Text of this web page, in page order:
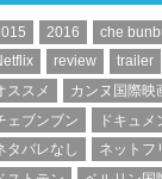
2016 che
review trailer
ススメ
カンヌ国際映
ェブンブン
ドキュメ
タバレなし
ネットフ